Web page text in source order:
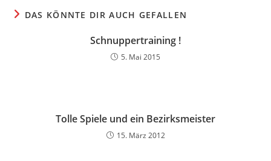
DAS KÖNNTE DIR AUCH GEFALLEN
Schnuppertraining !
5. Mai 2015
Tolle Spiele und ein Bezirksmeister
15. März 2012